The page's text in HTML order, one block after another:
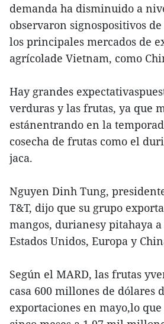
demanda ha disminuido a
observaron signospositivos
los principales mercados de
agrícolade Vietnam, como
Hay grandes
verduras y las frutas, ya que
estánentrando en la
cosecha de frutas como el
jaca.
Nguyen Dinh Tung,
T&T, dijo que su grupo
mangos, durianesy pitahaya
Estados Unidos, Europa y
Según el MARD, las frutas
casa 600 millones de dólares
exportaciones en mayo,lo